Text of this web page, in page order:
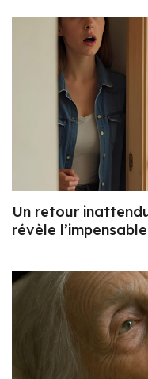
Un retour
révèle l’impensable